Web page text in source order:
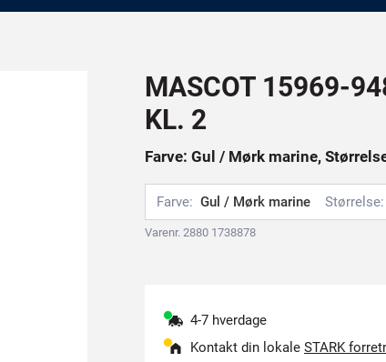
MASCOT 15969-
KL. 2
Farve: Gul / Mørk marine,
Farve: Gul / Mørk marine Størrelse:
Varenr. 2880 1738878
4-7 hverdage
Kontakt din lokale STARK